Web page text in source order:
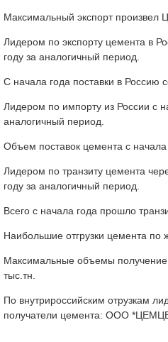
Максимальный экспорт произвел
Лидером по экспорту цемента в
году за аналогичный период.
С начала года поставки в
Лидером по импорту из России с
аналогичный период.
Объем поставок цемента с
Лидером по транзиту цемента
году за аналогичный период.
Всего с начала года прошло
Наибольшие отгрузки цемента по
Максимальные объемы получение
тыс.тн.
По внутрироссийским отрузкам
получатели цемента: ООО